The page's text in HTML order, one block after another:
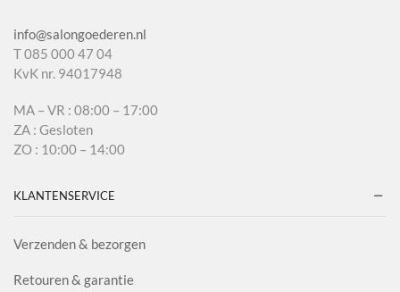
info@salongoederen.nl
T 085 000 47 04
KvK nr. 94017948
MA – VR : 08:00 – 17:00
ZA : Gesloten
ZO : 10:00 – 14:00
KLANTENSERVICE
Verzenden & bezorgen
Retouren & garantie